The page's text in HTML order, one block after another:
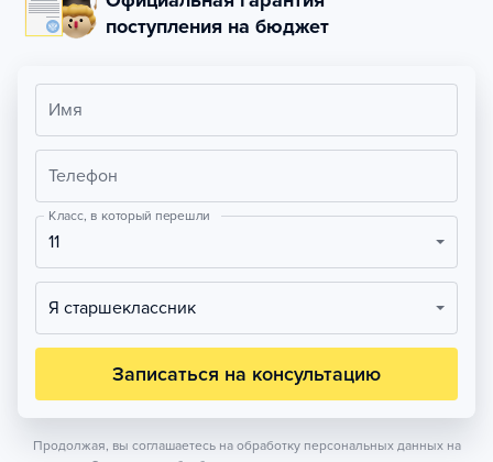
поступления на бюджет
Имя
Телефон
Класс, в который перешли
11
Я старшеклассник
Записаться на консультацию
Продолжая, вы соглашаетесь на обработку персональных данных на